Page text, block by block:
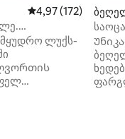
საშუალო
4,97 (172)
სტილი
ლუქს-